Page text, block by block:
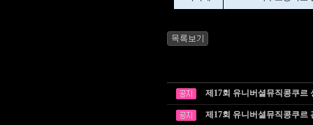
제17회 유니버셜뮤직콩쿠르
제17회 유니버셜뮤직콩쿠르